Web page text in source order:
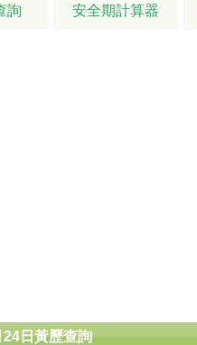
詢 安全期計算器
日黃歷查詢